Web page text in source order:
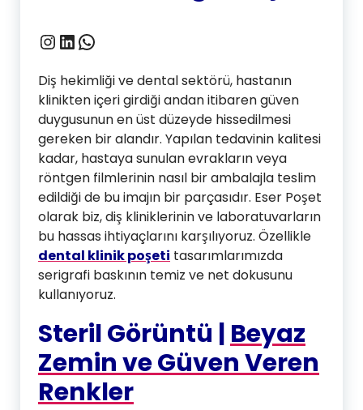
Instagram
LinkedIn
WhatsApp
Diş hekimliği ve dental sektörü, hastanın
klinikten içeri girdiği andan itibaren güven
duygusunun en üst düzeyde hissedilmesi
gereken bir alandır. Yapılan tedavinin kalitesi
kadar, hastaya sunulan evrakların veya
röntgen filmlerinin nasıl bir ambalajla teslim
edildiği de bu imajın bir parçasıdır. Eser Poşet
olarak biz, diş kliniklerinin ve laboratuvarların
bu hassas ihtiyaçlarını karşılıyoruz. Özellikle
dental klinik poşeti tasarımlarımızda
serigrafi baskının temiz ve net dokusunu
kullanıyoruz.
Steril Görüntü | Beyaz
Zemin ve Güven Veren
Renkler